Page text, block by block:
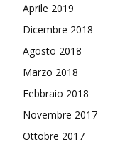
Aprile 2019
Dicembre 2018
Agosto 2018
Marzo 2018
Febbraio 2018
Novembre 2017
Ottobre 2017